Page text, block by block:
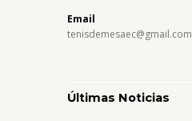
Email
tenisdemesaec@gmail.com
Últimas Noticias